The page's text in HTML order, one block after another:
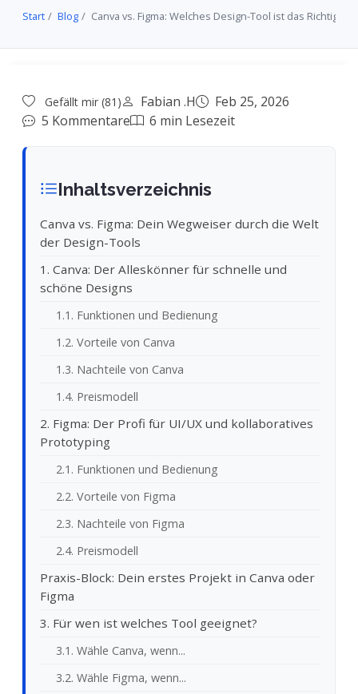
Start Blog Canva vs. Figma: Welches Design-Tool ist das Richtige
Gefällt mir (81) Fabian .H
Feb 25, 2026
5 Kommentare
6 min Lesezeit
Inhaltsverzeichnis
Canva vs. Figma: Dein Wegweiser durch die Welt
der Design-Tools
1. Canva: Der Alleskönner für schnelle und
schöne Designs
1.1. Funktionen und Bedienung
1.2. Vorteile von Canva
1.3. Nachteile von Canva
1.4. Preismodell
2. Figma: Der Profi für UI/UX und kollaboratives
Prototyping
2.1. Funktionen und Bedienung
2.2. Vorteile von Figma
2.3. Nachteile von Figma
2.4. Preismodell
Praxis-Block: Dein erstes Projekt in Canva oder
Figma
3. Für wen ist welches Tool geeignet?
3.1. Wähle Canva, wenn...
3.2. Wähle Figma, wenn...